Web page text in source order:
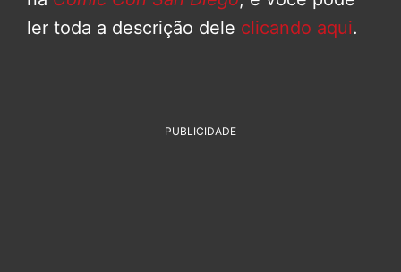
ler toda a descrição dele clicando aqui.
PUBLICIDADE